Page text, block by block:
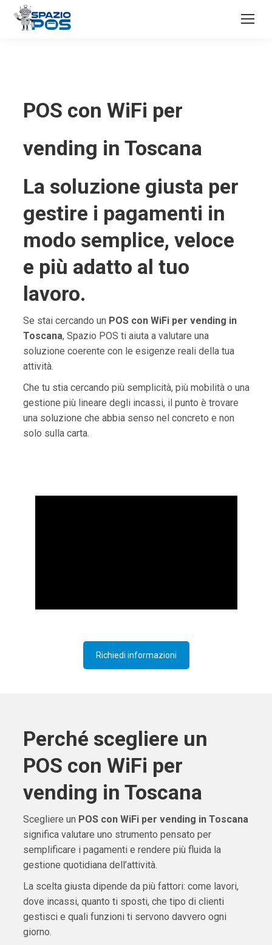
POS con WiFi per
vending in Toscana
La soluzione giusta per
gestire i pagamenti in
modo semplice, veloce
e più adatto al tuo
lavoro.
Se stai cercando un POS con WiFi per vending in
Toscana, Spazio POS ti aiuta a valutare una
soluzione coerente con le esigenze reali della tua
attività.
Che tu stia cercando più semplicità, più mobilità o una
gestione più lineare degli incassi, il punto è trovare
una soluzione che abbia senso nel concreto e non
solo sulla carta.
Richiedi informazioni
Perché scegliere un
POS con WiFi per
vending in Toscana
Scegliere un POS con WiFi per vending in Toscana
significa valutare uno strumento pensato per
semplificare i pagamenti e rendere più fluida la
gestione quotidiana dell’attività.
La scelta giusta dipende da più fattori: come lavori,
dove incassi, quanto ti sposti, che tipo di clienti
gestisci e quali funzioni ti servono davvero ogni
giorno.